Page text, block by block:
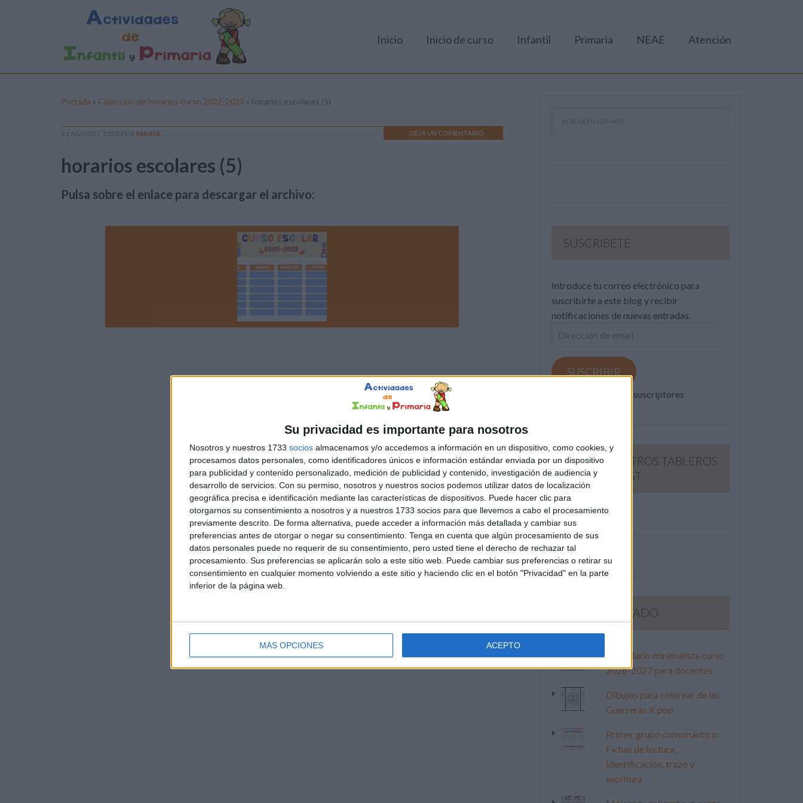
Su privacidad es importante para nosotros
Nosotros y nuestros 1733 socios almacenamos y/o accedemos a información en un dispositivo, como cookies, y
procesamos datos personales, como identificadores únicos e información estándar enviada por un dispositivo
para publicidad y contenido personalizado, medición de publicidad y contenido, investigación de audiencia y
desarrollo de servicios. Con su permiso, nosotros y nuestros socios podemos utilizar datos de localización
geográfica precisa e identificación mediante las características de dispositivos. Puede hacer clic para
otorgarnos su consentimiento a nosotros y a nuestros 1733 socios para que llevemos a cabo el procesamiento
previamente descrito. De forma alternativa, puede acceder a información más detallada y cambiar sus
preferencias antes de otorgar o negar su consentimiento. Tenga en cuenta que algún procesamiento de sus
datos personales puede no requerir de su consentimiento, pero usted tiene el derecho de rechazar tal
procesamiento. Sus preferencias se aplicarán solo a este sitio web. Puede cambiar sus preferencias o retirar su
consentimiento en cualquier momento volviendo a este sitio y haciendo clic en el botón "Privacidad" en la parte
inferior de la página web.
MÁS OPCIONES ACEPTO
Inicio Inicio de curso Infantil Primaria NEAE Atención
Portada » Colección de horarios curso 2022-2023 » horarios escolares (5)
31 AGOSTO, 2022 POR MARÍA DEJA UN COMENTARIO
horarios escolares (5)
Pulsa sobre el enlace para descargar el archivo:
SUSCRIBETE
Introduce tu correo electrónico para
suscribirte a este blog y recibir
notificaciones de nuevas entradas.
Dirección
email
SUSCRIBIR
Únete a otros 371K suscriptores
SIGUE NUESTROS TABLEROS
EN PINTEREST
LO MÁS VISITADO
Calendario minimalista curso
2026-2027 para docentes
Dibujos para colorear de las
Guerreras K pop
Primer grupo consonántico:
Fichas de lectura,
identificación, trazo y
escritura